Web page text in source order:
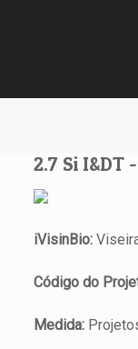
2.7 Si I&DT
iVisinBio:
Código do
Medida: